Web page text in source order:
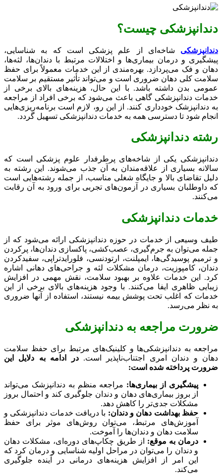
دندانپزشکی چیست؟
دندانپزشکی شاخه‌ای از علم پزشکی است که به شناسایی،
پیشگیری و درمان بیماری‌ها و اختلالات مرتبط با دندان‌ها، لثه‌ها،
دهان و فک می‌پردازد. بهره‌مندی از این خدمات معمولاً برای حفظ
سلامت کلی دهان ضروری است و می‌تواند تأثیر مستقیم بر سلامت
عمومی بدن داشته باشد. با این حال، هزینه‌های بالای برخی از
خدمات دندانپزشکی گاهی باعث می‌شود که برخی افراد از مراجعه
به دندانپزشک خودداری کنند. از این رو، لازم است برنامه‌ریزی‌هایی
انجام شود تا دسترسی همه به خدمات دندانپزشکی تسهیل گردد.
رشته دندانپزشکی
دندانپزشکی یکی از شاخه‌های پرطرفدار علوم پزشکی است که
سالانه بسیاری از علاقه‌مندان به آن جذب می‌شوند. این رشته به
دلیل تقاضای بالا و جایگاه شغلی مناسب، از جمله رشته‌هایی است
که داوطلبان بسیاری در آزمون‌های تجربی برای ورود به آن رقابت
می‌کنند.
خدمات دندانپزشکی
طیف وسیعی از خدمات در حوزه دندانپزشکی ارائه می‌شود که از
جمله می‌توان به جرم‌گیری، عصب‌کشی، پاکسازی دندان‌ها، پرکردن
و ترمیم پوسیدگی‌ها، ایمپلنت، ارتودنسی، فلورایدتراپی، سفیدکردن
دندان، کامپوزیت، درمان مشکلات لثه و جراحی‌های دهانی اشاره
کرد. این خدمات علاوه بر بهبود سلامت، نقش مهمی در افزایش
زیبایی ظاهری ایفا می‌کنند. با وجود هزینه‌های بالای برخی از این
خدمات که اغلب تحت پوشش بیمه نیستند، استفاده از آنها ضروری
به نظر می‌رسد.
ضرورت مراجعه به دندانپزشکی
مراجعه به دندانپزشکی‌ها و کلینیک‌های مرتبط برای حفظ سلامت
دهان و دندان امری اجتناب‌ناپذیر است.در ادامه به دلایل این
ضرورت پرداخته شده است:
پیشگیری از بیماری‌ها: مراجعه منظم به دندانپزشک می‌تواند
از بروز بیماری‌های دهان و دندان جلوگیری کند و احتمال بروز
مشکلات جدی‌تر را کاهش دهد.
حفظ بهداشت دهان و دندان: با دریافت خدمات دندانپزشکی و
آموزش‌های مرتبط، می‌توان روش‌های موثر برای حفظ
سلامت دهان و دندان‌ها را آموخت.
درمان به موقع: از طریق چکاپ‌های دوره‌ای، مشکلات دهان
و دندان را می‌توان در مراحل اولیه شناسایی و درمان کرد که
این امر از افزایش هزینه‌های درمانی در آینده جلوگیری
می‌کند.